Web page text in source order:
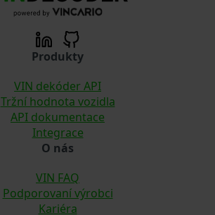
Produkty
VIN dekóder API
Tržní hodnota vozidla
API dokumentace
Integrace
O nás
VIN FAQ
Podporovaní výrobci
Kariéra